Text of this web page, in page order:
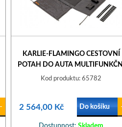
KARLIE-FLAMINGO CESTOVNÍ
POTAH DO AUTA MULTIFUNKČNÍ
Z TEFLONU,
Kod produktu: 65782
2 564,00 Kč Do košíku